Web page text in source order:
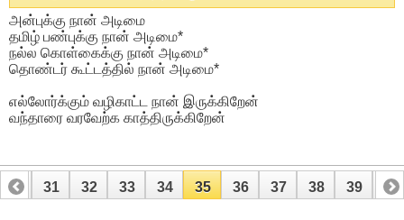
அன்புக்கு நான் அடிமை
தமிழ் பண்புக்கு நான் அடிமை*
நல்ல கொள்கைக்கு நான் அடிமை*
தொண்டர் கூட்டத்தில் நான் அடிமை*
எல்லோர்க்கும் வழிகாட்ட நான் இருக்கிறேன்
வந்தாரை வரவேற்க காத்திருக்கிறேன்
30 31 32 33 34 35 36 37 38 39 40